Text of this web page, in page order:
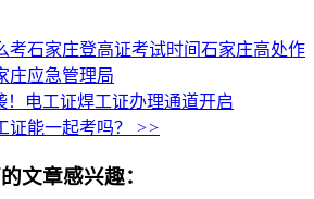
考石家庄登高证考试时间石家庄高处作
庄应急管理局
！电工证焊工证办理通道开启
证能一起考吗？ >>
文章感兴趣：